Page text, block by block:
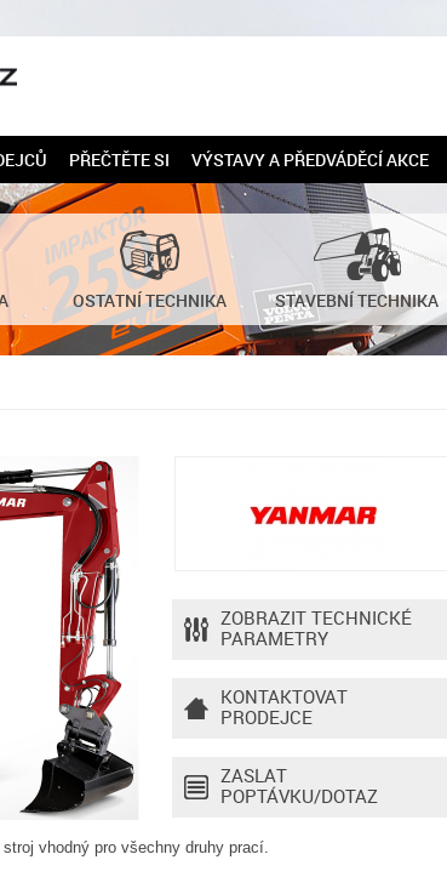
PŘEČTĚTE SI VÝSTAVY A PŘEDVÁDĚCÍ AKCE
OSTATNÍ TECHNIKA STAVEBNÍ TECHNIKA
ZOBRAZIT TECHNICKÉ
PARAMETRY
KONTAKTOVAT
PRODEJCE
ZASLAT
POPTÁVKU/DOTAZ
vhodný pro všechny druhy prací.